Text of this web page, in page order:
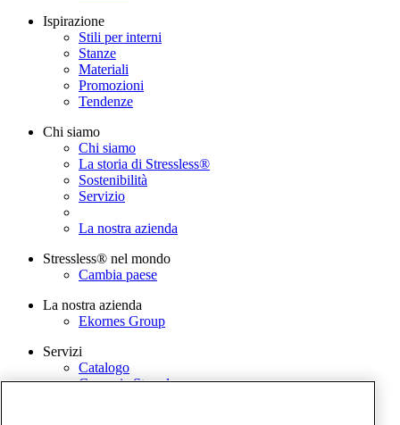
Ispirazione
Stili per interni
Stanze
Materiali
Promozioni
Tendenze
Chi siamo
Chi siamo
La storia di Stressless®
Sostenibilità
Servizio
La nostra azienda
Stressless® nel mondo
Cambia paese
La nostra azienda
Ekornes Group
Servizi
Catalogo
Garanzia Stressless